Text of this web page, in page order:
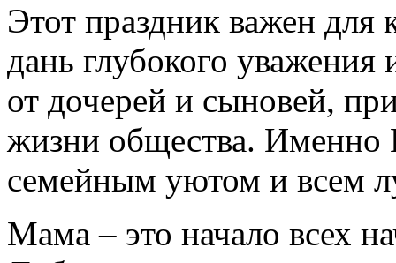
Этот праздник важен для
дань глубокого
от дочерей и сыновей,
жизни общества.
семейным уютом и всем
Мама – это начало всех